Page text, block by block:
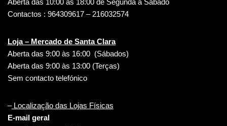
Aberta das 10:00 às 18:00 de Segunda a Sábado
Contactos : 964309617 – 216032574
Loja – Mercado de Santa Clara
Aberta das 9:00 às 16:00 (Sábados)
Aberta das 9:00 às 13:00 (Terças)
Sem contacto telefónico
–Localização das Lojas Físicas
E-mail geral